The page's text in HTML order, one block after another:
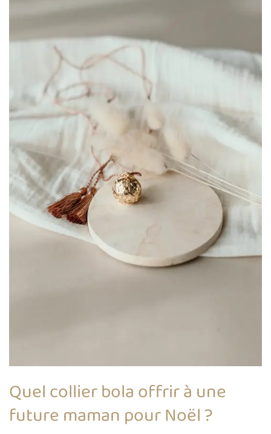
Quel collier bola offrir à une
future maman pour Noël ?